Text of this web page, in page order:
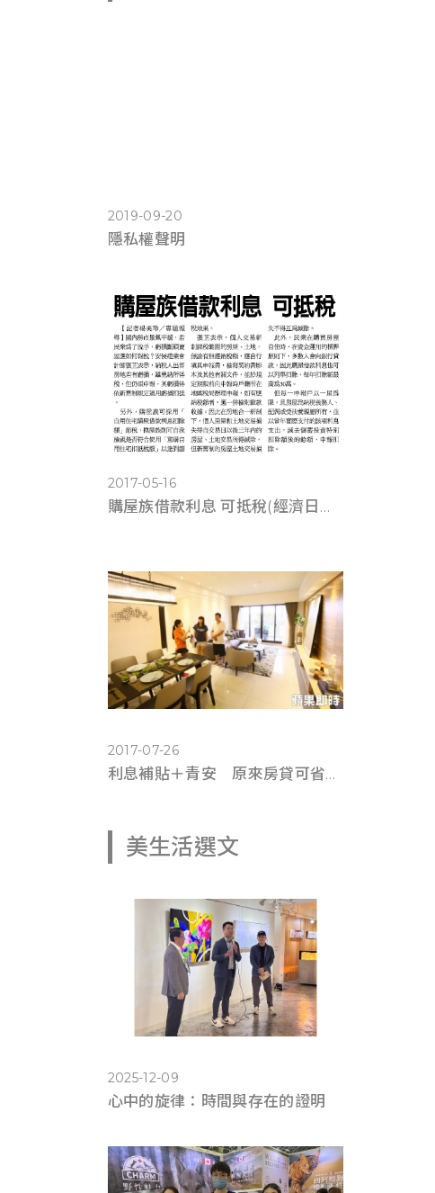
2019-09-20
隱私權聲明
2017-05-16
購屋族借款利息 可抵稅(經濟日報0516)
2017-07-26
利息補貼＋青安 原來房貸可省這麼多錢(蘋果即時0725)
美生活選文
2025-12-09
心中的旋律：時間與存在的證明